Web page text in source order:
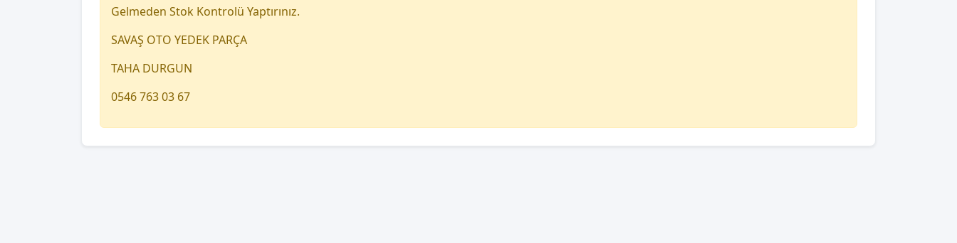
Gelmeden Stok Kontrolü Yaptırınız.
SAVAŞ OTO YEDEK PARÇA
TAHA DURGUN
0546 763 03 67